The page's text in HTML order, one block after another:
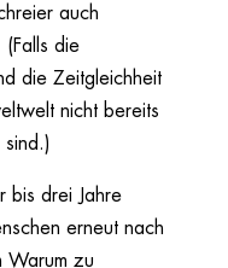
auch
die
die Zeitgleichheit
nicht bereits
sind.)
bis drei Jahre
erneut nach
Warum zu